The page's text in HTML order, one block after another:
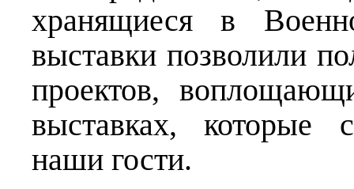
хранящиеся в
выставки позволили
проектов,
выставках, которые
наши гости.